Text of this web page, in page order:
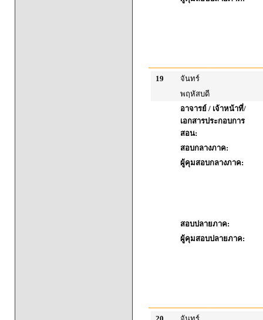
19
จันทร์
พฤหัสบดี
อาจารย์ / เจ้าหน้าที่/
เอกสารประกอบการ
สอน:
สอบกลางภาค:
ผู้คุมสอบกลางภาค:
สอบปลายภาค:
ผู้คุมสอบปลายภาค: